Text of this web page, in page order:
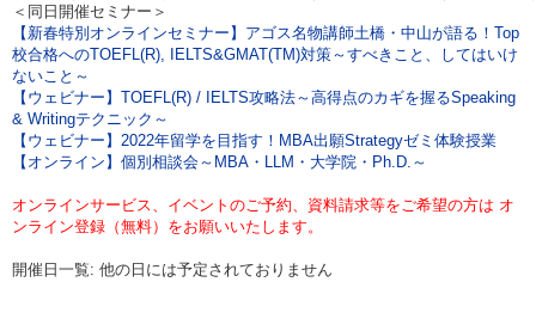
＜同日開催セミナー＞
【新春特別オンラインセミナー】アゴス名物講師土橋・中山が語る！Top
校合格へのTOEFL(R), IELTS&GMAT(TM)対策～すべきこと、してはいけ
ないこと～
【ウェビナー】TOEFL(R) / IELTS攻略法～高得点のカギを握るSpeaking
& Writingテクニック～
【ウェビナー】2022年留学を目指す！MBA出願Strategyゼミ体験授業
【オンライン】個別相談会～MBA・LLM・大学院・Ph.D.～
オンラインサービス、イベントのご予約、資料請求等をご希望の方は オ
ンライン登録（無料）をお願いいたします。
開催日一覧: 他の日には予定されておりません